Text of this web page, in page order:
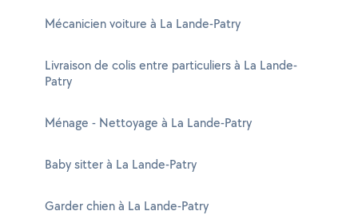
Mécanicien voiture à La Lande-Patry
Livraison de colis entre particuliers à La Lande-
Patry
Ménage - Nettoyage à La Lande-Patry
Baby sitter à La Lande-Patry
Garder chien à La Lande-Patry